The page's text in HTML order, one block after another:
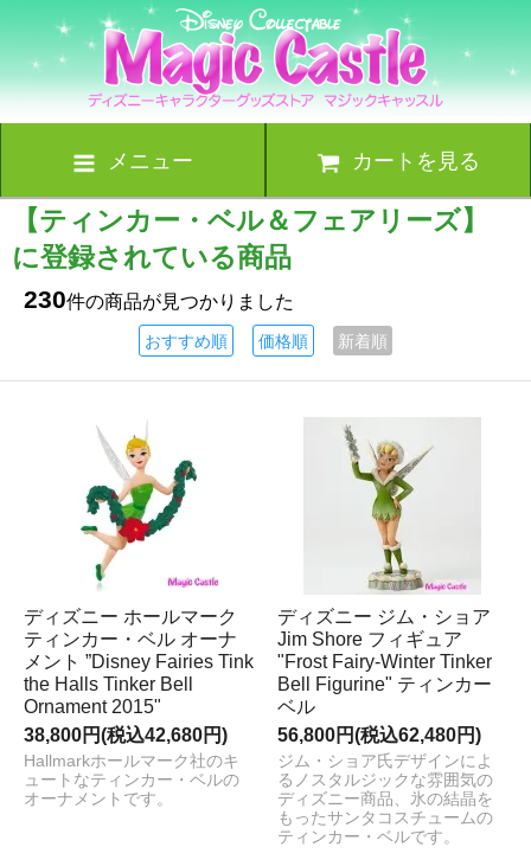
メニュー カートを見る
【ティンカー・ベル＆フェアリーズ】
に登録されている商品
230件の商品が見つかりました
おすすめ順 価格順 新着順
ディズニー ホールマーク
ティンカー・ベル オーナ
メント ”Disney Fairies Tink
the Halls Tinker Bell
Ornament 2015"
38,800円(税込42,680円)
Hallmarkホールマーク社のキ
ュートなティンカー・ベルの
オーナメントです。
ディズニー ジム・ショア
Jim Shore フィギュア
"Frost Fairy-Winter Tinker
Bell Figurine" ティンカー
ベル
56,800円(税込62,480円)
ジム・ショア氏デザインによ
るノスタルジックな雰囲気の
ディズニー商品、氷の結晶を
もったサンタコスチュームの
ティンカー・ベルです。